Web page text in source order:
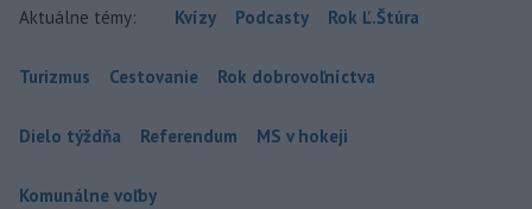
Aktuálne témy: Kvízy Podcasty Rok Ľ.Štúra
Turizmus Cestovanie Rok dobrovoľníctva
Dielo týždňa Referendum MS v hokeji
Komunálne voľby